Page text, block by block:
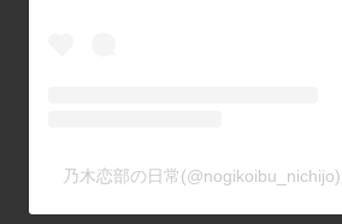
乃木恋部の日常